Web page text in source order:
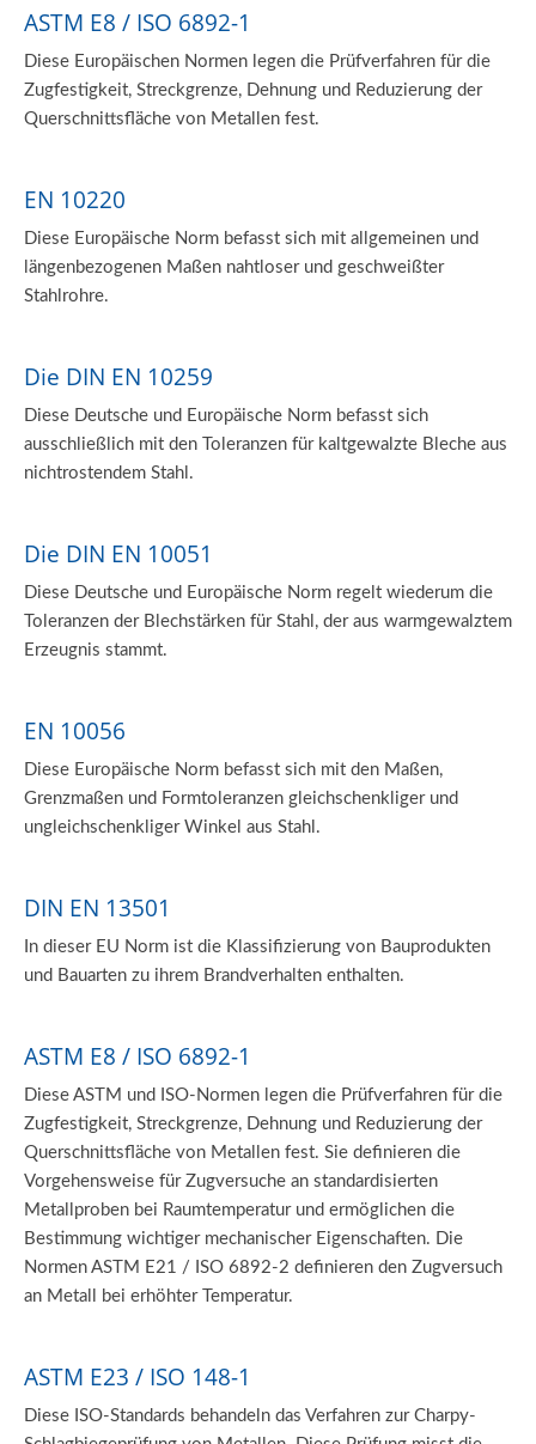
ASTM E8 / ISO 6892-1
Diese Europäischen Normen legen die Prüfverfahren für die
Zugfestigkeit, Streckgrenze, Dehnung und Reduzierung der
Querschnittsfläche von Metallen fest.
EN 10220
Diese Europäische Norm befasst sich mit allgemeinen und
längenbezogenen Maßen nahtloser und geschweißter
Stahlrohre.
Die DIN EN 10259
Diese Deutsche und Europäische Norm befasst sich
ausschließlich mit den Toleranzen für kaltgewalzte Bleche aus
nichtrostendem Stahl.
Die DIN EN 10051
Diese Deutsche und Europäische Norm regelt wiederum die
Toleranzen der Blechstärken für Stahl, der aus warmgewalztem
Erzeugnis stammt.
EN 10056
Diese Europäische Norm befasst sich mit den Maßen,
Grenzmaßen und Formtoleranzen gleichschenkliger und
ungleichschenkliger Winkel aus Stahl.
DIN EN 13501
In dieser EU Norm ist die Klassifizierung von Bauprodukten
und Bauarten zu ihrem Brandverhalten enthalten.
ASTM E8 / ISO 6892-1
Diese ASTM und ISO-Normen legen die Prüfverfahren für die
Zugfestigkeit, Streckgrenze, Dehnung und Reduzierung der
Querschnittsfläche von Metallen fest. Sie definieren die
Vorgehensweise für Zugversuche an standardisierten
Metallproben bei Raumtemperatur und ermöglichen die
Bestimmung wichtiger mechanischer Eigenschaften. Die
Normen ASTM E21 / ISO 6892-2 definieren den Zugversuch
an Metall bei erhöhter Temperatur.
ASTM E23 / ISO 148-1
Diese ISO-Standards behandeln das Verfahren zur Charpy-